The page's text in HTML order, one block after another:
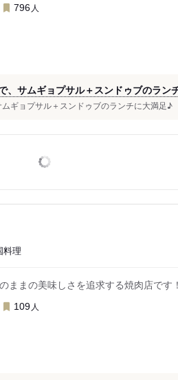
796 人
、サムギョプサル＋スンドゥブのラン
ギョプサル＋スンドゥブのランチに大満足♪
料理
ままの美味しさを追求する焼肉店で
109 人